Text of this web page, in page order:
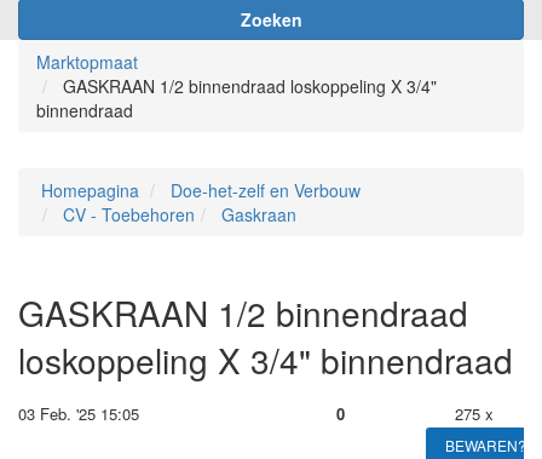
Zoeken
Marktopmaat
GASKRAAN 1/2 binnendraad loskoppeling X 3/4"
binnendraad
Homepagina
Doe-het-zelf en Verbouw
CV - Toebehoren
Gaskraan
GASKRAAN 1/2 binnendraad
loskoppeling X 3/4" binnendraad
03 Feb. '25 15:05 0 275 x
BEWAREN?